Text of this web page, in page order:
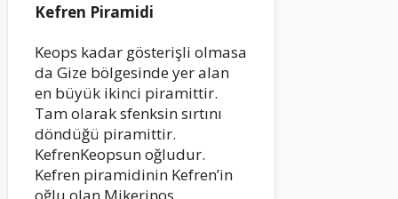
Kefren Piramidi
Keops kadar gösterişli olmasa
da Gize bölgesinde yer alan
en büyük ikinci piramittir.
Tam olarak sfenksin sırtını
döndüğü piramittir.
KefrenKeopsun oğludur.
Kefren piramidinin Kefren’in